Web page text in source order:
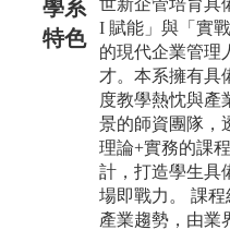
學系
特色
I 賦能」與「實戰
的現代企業管理
才。本系擁有具
度教學熱忱與產
景的師資團隊，
理論+實務的課
計，打造學生具
場即戰力。 課程
產業趨勢，由業